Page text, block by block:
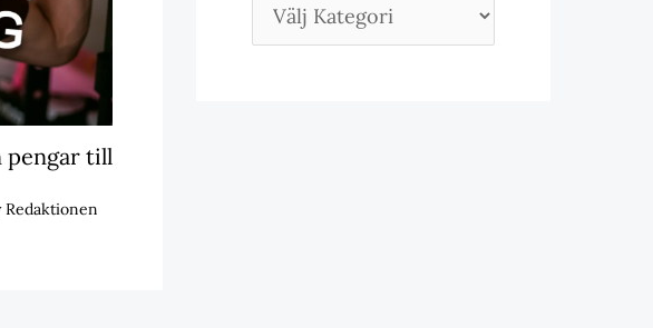
pengar till
Redaktionen